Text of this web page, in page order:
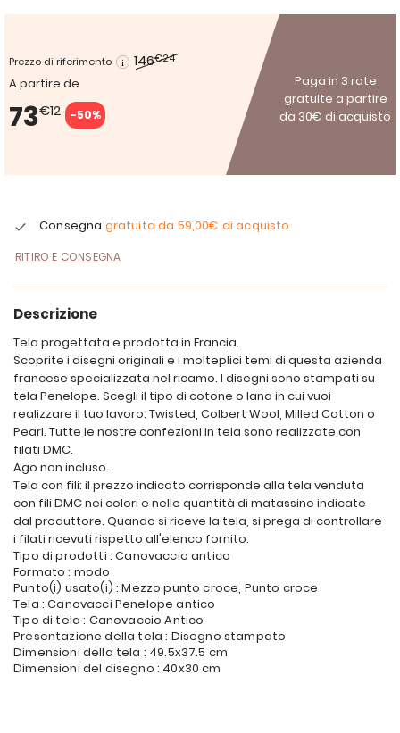
Prezzo di riferimento 146€24
A partire de
73€12 -50%
Paga in 3 rate
gratuite a partire
da 30€ di acquisto
Consegna gratuita da 59,00€ di acquisto
RITIRO E CONSEGNA
Descrizione
Tela progettata e prodotta in Francia.
Scoprite i disegni originali e i molteplici temi di questa azienda
francese specializzata nel ricamo. I disegni sono stampati su
tela Penelope. Scegli il tipo di cotone o lana in cui vuoi
realizzare il tuo lavoro: Twisted, Colbert Wool, Milled Cotton o
Pearl. Tutte le nostre confezioni in tela sono realizzate con
filati DMC.
Ago non incluso.
Tela con fili: il prezzo indicato corrisponde alla tela venduta
con fili DMC nei colori e nelle quantità di matassine indicate
dal produttore. Quando si riceve la tela, si prega di controllare
i filati ricevuti rispetto all'elenco fornito.
Tipo di prodotti : Canovaccio antico
Formato : modo
Punto(i) usato(i) : Mezzo punto croce, Punto croce
Tela : Canovacci Penelope antico
Tipo di tela : Canovaccio Antico
Presentazione della tela : Disegno stampato
Dimensioni della tela : 49.5x37.5 cm
Dimensioni del disegno : 40x30 cm